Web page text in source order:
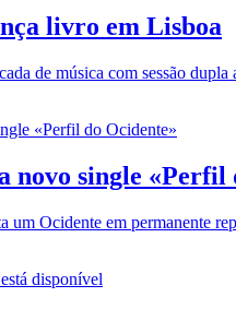
livro em Lisboa
de música com sessão dupla
novo single «Perfil
um Ocidente em permanente